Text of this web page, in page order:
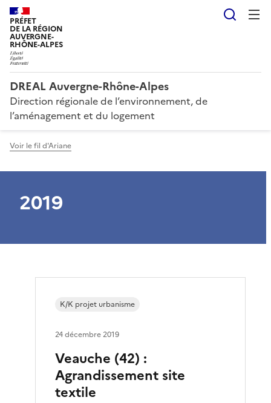
PRÉFET
DE LA RÉGION
AUVERGNE-
RHÔNE-ALPES
DREAL Auvergne-Rhône-Alpes
Direction régionale de l’environnement, de
l’aménagement et du logement
Voir le fil d'Ariane
2019
Veauche (42) :
Agrandissement site
textile
K/K projet urbanisme
24 décembre 2019